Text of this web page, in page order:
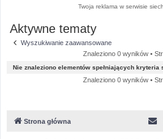
Twoja reklama w serwisie
Aktywne tematy
Wyszukiwanie zaawansowane
Znaleziono 0 wyników •
Nie znaleziono elementów spełniających kryteria
Znaleziono 0 wyników •
Strona główna